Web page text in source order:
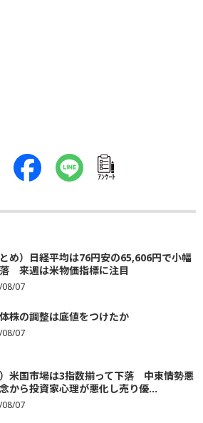
ｱﾝｹｰﾄ
とめ）日経平均は76円安の65,606円で小幅
来週は米物価指標に注目
08/07
株の調整は底値をつけたか
08/07
）米国市場は3指数揃って下落 中東情勢悪
から投資家心理が悪化し売り優...
08/07